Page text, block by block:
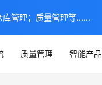
质量管理 智能产品
管理；质量管理等......